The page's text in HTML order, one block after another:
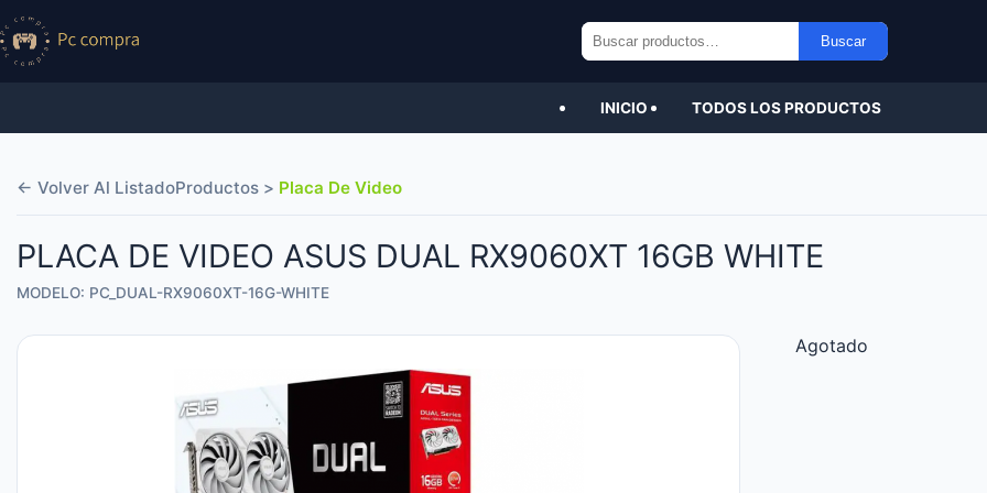
Buscar
por:
Buscar
INICIO TODOS LOS PRODUCTOS
← Volver Al ListadoProductos > Placa De Video
PLACA DE VIDEO ASUS DUAL RX9060XT 16GB WHITE
MODELO: PC_DUAL-RX9060XT-16G-WHITE
Agotado